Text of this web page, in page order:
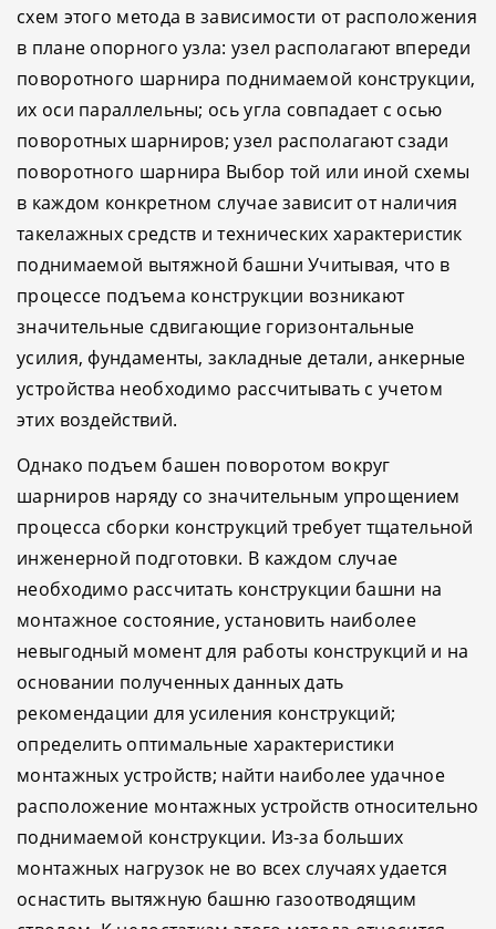
схем этого метода в зависимости от расположения
в плане опорного узла: узел располагают впереди
поворотного шарнира поднимаемой конструкции,
их оси параллельны; ось угла совпадает с осью
поворотных шарниров; узел располагают сзади
поворотного шарнира Выбор той или иной схемы
в каждом конкретном случае зависит от наличия
такелажных средств и технических характеристик
поднимаемой вытяжной башни Учитывая, что в
процессе подъема конструкции возникают
значительные сдвигающие горизонтальные
усилия, фундаменты, закладные детали, анкерные
устройства необходимо рассчитывать с учетом
этих воздействий.
Однако подъем башен поворотом вокруг
шарниров наряду со значительным упрощением
процесса сборки конструкций требует тщательной
инженерной подготовки. В каждом случае
необходимо рассчитать конструкции башни на
монтажное состояние, установить наиболее
невыгодный момент для работы конструкций и на
основании полученных данных дать
рекомендации для усиления конструкций;
определить оптимальные характеристики
монтажных устройств; найти наиболее удачное
расположение монтажных устройств относительно
поднимаемой конструкции. Из-за больших
монтажных нагрузок не во всех случаях удается
оснастить вытяжную башню газоотводящим